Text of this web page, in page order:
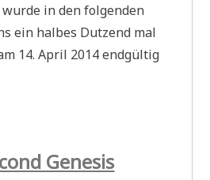
in den folgenden
ein halbes Dutzend mal
14. April 2014 endgültig
Genesis